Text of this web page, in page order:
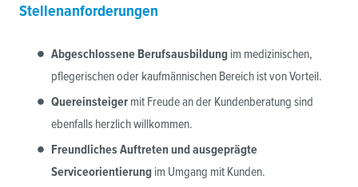
Stellenanforderungen
Abgeschlossene Berufsausbildung im medizinischen,
pflegerischen oder kaufmännischen Bereich ist von Vorteil.
Quereinsteiger mit Freude an der Kundenberatung sind
ebenfalls herzlich willkommen.
Freundliches Auftreten und ausgeprägte
Serviceorientierung im Umgang mit Kunden.